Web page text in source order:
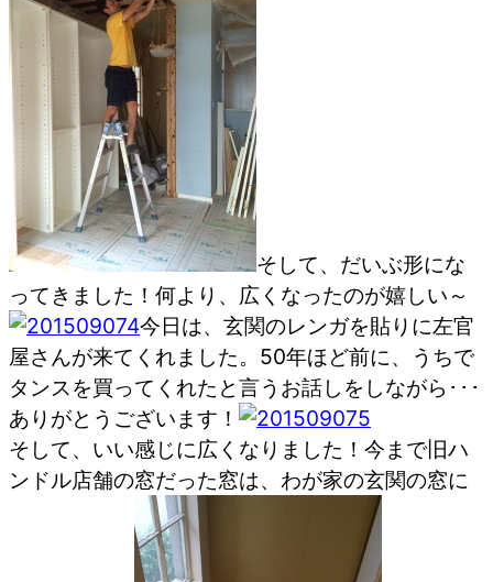
そして、だいぶ形にな
ってきました！何より、広くなったのが嬉しい～
今日は、玄関のレンガを貼りに左官
屋さんが来てくれました。50年ほど前に、うちで
タンスを買ってくれたと言うお話しをしながら･･･
ありがとうございます！
そして、いい感じに広くなりました！今まで旧ハ
ンドル店舗の窓だった窓は、わが家の玄関の窓に